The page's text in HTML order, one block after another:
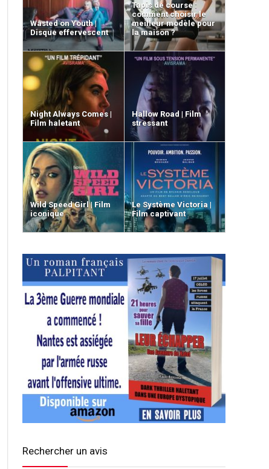
Wasted on Youth |
Disque effervescent
Tapis de course :
comment choisir le
meilleur modèle pour
la maison ?
Night Always Comes |
Film haletant
Hallow Road | Film
stressant
Wild Speed Girl | Film
iconique
Le Système Victoria |
Film captivant
Rechercher un avis